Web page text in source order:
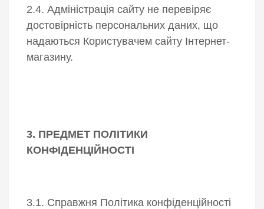
2.4. Адміністрація сайту не перевіряє
достовірність персональних даних, що
надаються Користувачем сайту Інтернет-
магазину.
3. ПРЕДМЕТ ПОЛІТИКИ
КОНФІДЕНЦІЙНОСТІ
3.1. Справжня Політика конфіденційності